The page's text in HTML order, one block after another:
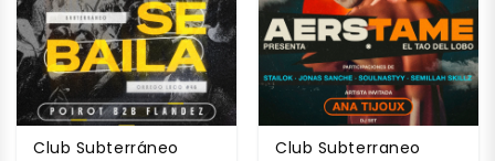
Club Subterráneo Club Subterraneo